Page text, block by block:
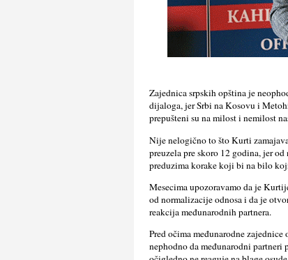
Zajednica srpskih opština je
dijaloga, jer Srbi na Kosovu i
prepušteni su na milost i nemilost
Nije nelogično to što Kurti
preuzela pre skoro 12 godina, jer
preduzima korake koji bi na bilo
Mesecima upozoravamo da je
od normalizacije odnosa i da je
reakcija međunarodnih partnera.
Pred očima međunarodne
nephodno da međunarodni